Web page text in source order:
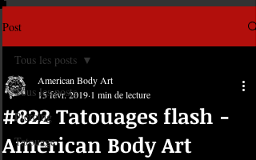
Post
Tous les posts
Piercing
Tatouage
Tous les posts
#822 Tatouages flash -
American Body Art
American Body Art
15 févr. 2019 1 min de lecture